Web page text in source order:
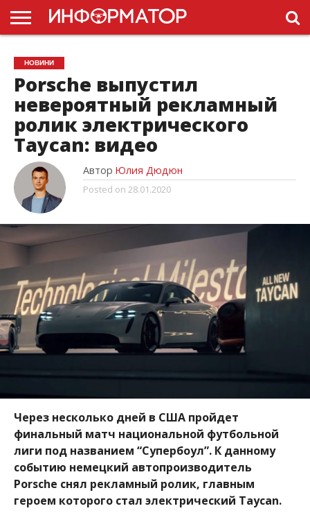
ГОЛОВНА
НОВИНИ
ПДР
УКРАЇНИ
РЕКЛАМА
ПРОЕКТЫ
НОВИНИ
Porsche выпустил
невероятный рекламный
ролик электрического
Taycan: видео
Автор Юлия Дюдюн
Posted on 28.01.2020
Через несколько дней в США пройдет
финальный матч национальной футбольной
лиги под названием “Супербоул”. К данному
событию немецкий автопроизводитель
Porsche снял рекламный ролик, главным
героем которого стал электрический Taycan.